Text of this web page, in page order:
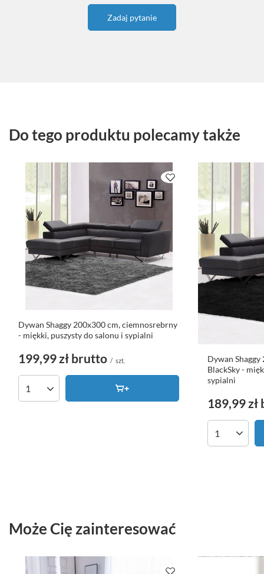
Zadaj pytanie
Do tego produktu polecamy także
Dywan Shaggy 200x300 cm, ciemnosrebrny
- miękki, puszysty do salonu i sypialni
199,99 zł brutto / szt.
Ilość produktów
Dywan
BlackSky -
sypialni
189,99 zł
Ilość
Może Cię zainteresować